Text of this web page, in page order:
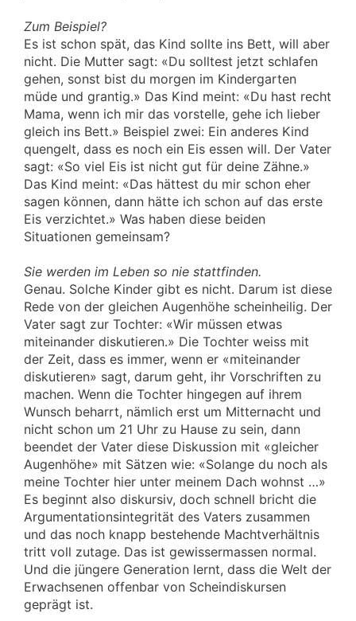
Zum Beispiel?
Es ist schon spät, das Kind sollte ins Bett, will aber
nicht. Die Mutter sagt: «Du solltest jetzt schlafen
gehen, sonst bist du morgen im Kindergarten
müde und grantig.» Das Kind meint: «Du hast recht
Mama, wenn ich mir das vorstelle, gehe ich lieber
gleich ins Bett.» Beispiel zwei: Ein anderes Kind
quengelt, dass es noch ein Eis essen will. Der Vater
sagt: «So viel Eis ist nicht gut für deine Zähne.»
Das Kind meint: «Das hättest du mir schon eher
sagen können, dann hätte ich schon auf das erste
Eis verzichtet.» Was haben diese beiden
Situationen gemeinsam?
Sie werden im Leben so nie stattfinden.
Genau. Solche Kinder gibt es nicht. Darum ist diese
Rede von der gleichen Augenhöhe scheinheilig. Der
Vater sagt zur Tochter: «Wir müssen etwas
miteinander diskutieren.» Die Tochter weiss mit
der Zeit, dass es immer, wenn er «miteinander
diskutieren» sagt, darum geht, ihr Vorschriften zu
machen. Wenn die Tochter hingegen auf ihrem
Wunsch beharrt, nämlich erst um Mitternacht und
nicht schon um 21 Uhr zu Hause zu sein, dann
beendet der Vater diese Diskussion mit «gleicher
Augenhöhe» mit Sätzen wie: «Solange du noch als
meine Tochter hier unter meinem Dach wohnst …»
Es beginnt also diskursiv, doch schnell bricht die
Argumentationsintegrität des Vaters zusammen
und das noch knapp bestehende Machtverhältnis
tritt voll zutage. Das ist gewissermassen normal.
Und die jüngere Generation lernt, dass die Welt der
Erwachsenen offenbar von Scheindiskursen
geprägt ist.